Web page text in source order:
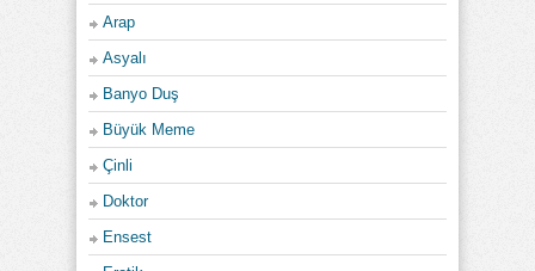
Arap
Asyalı
Banyo Duş
Büyük Meme
Çinli
Doktor
Ensest